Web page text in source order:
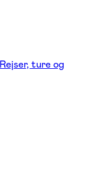
Rejser, ture og